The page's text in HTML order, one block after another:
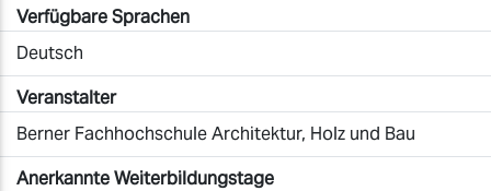
Verfügbare Sprachen
Deutsch
Veranstalter
Berner Fachhochschule Architektur, Holz und Bau
Anerkannte Weiterbildungstage